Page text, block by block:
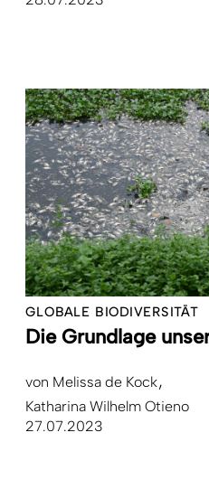
GLOBALE BIODIVERSITÄT
Die Grundlage
von Melissa de Kock
Katharina Wilhelm Otieno
27.07.2023